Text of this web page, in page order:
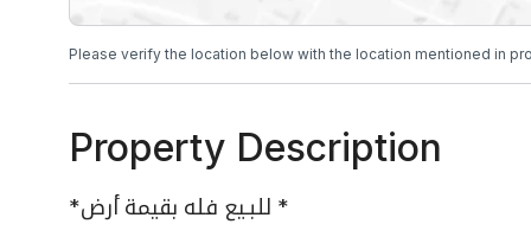
Please verify the location below with the location mentioned in
Property Description
*للبـيع فله بقيمة أرض *